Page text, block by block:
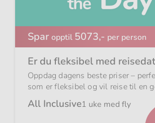
Spar opptil 5073,- per person
Er du fleksibel med
Oppdag dagens beste priser –
som er fleksibel og vil reise til en
All Inclusive1 uke med fly